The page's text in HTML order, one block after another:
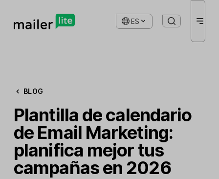
ES
BLOG
Plantilla de calendario
de Email Marketing:
planifica mejor tus
campañas en 2026